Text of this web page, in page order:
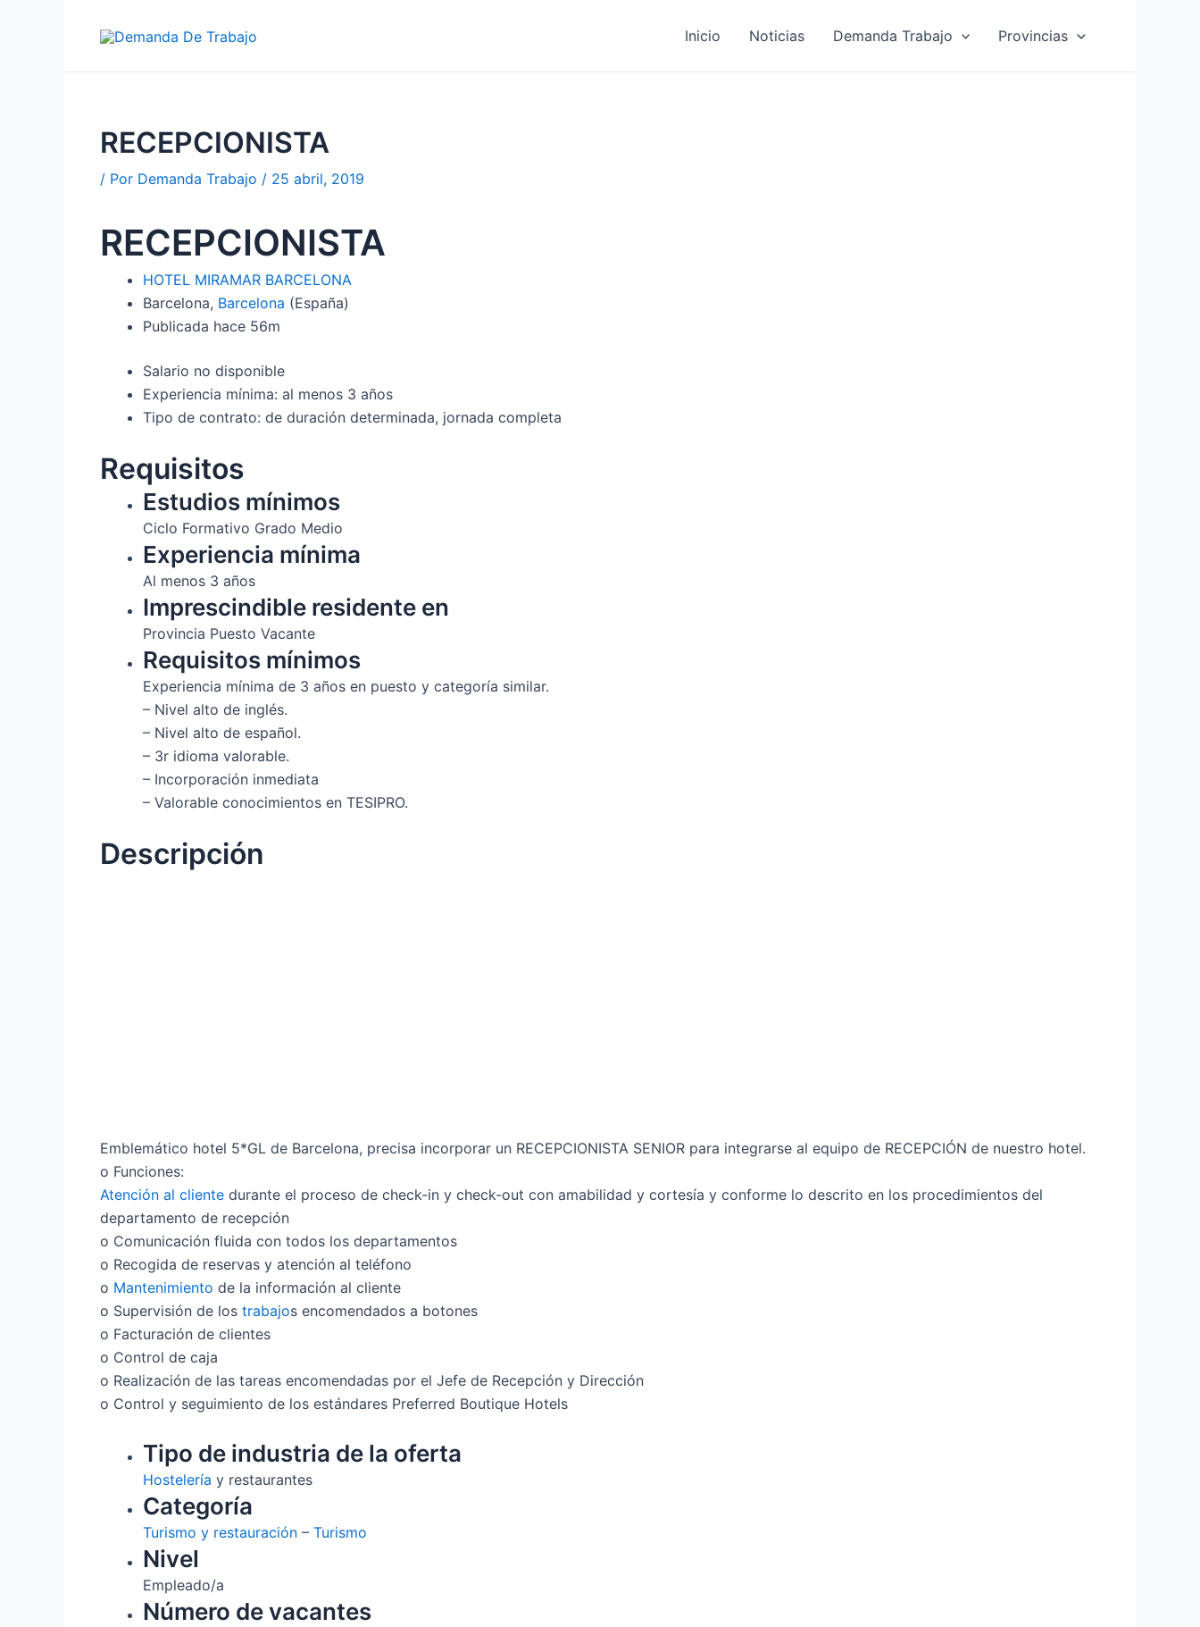
Inicio Noticias Demanda Trabajo Provincias
RECEPCIONISTA
/ Por Demanda Trabajo / 25 abril, 2019
RECEPCIONISTA
HOTEL MIRAMAR BARCELONA
Barcelona, Barcelona (España)
Publicada hace 56m
Salario no disponible
Experiencia mínima: al menos 3 años
Tipo de contrato: de duración determinada, jornada completa
Requisitos
Estudios mínimos
Ciclo Formativo Grado Medio
Experiencia mínima
Al menos 3 años
Imprescindible residente en
Provincia Puesto Vacante
Requisitos mínimos
Experiencia mínima de 3 años en puesto y categoría similar.
– Nivel alto de inglés.
– Nivel alto de español.
– 3r idioma valorable.
– Incorporación inmediata
– Valorable conocimientos en TESIPRO.
Descripción
Emblemático hotel 5*GL de Barcelona, precisa incorporar un RECEPCIONISTA SENIOR para integrarse al equipo de RECEPCIÓN de nuestro hotel.
o Funciones:
Atención al cliente durante el proceso de check-in y check-out con amabilidad y cortesía y conforme lo descrito en los procedimientos del
departamento de recepción
o Comunicación fluida con todos los departamentos
o Recogida de reservas y atención al teléfono
o Mantenimiento de la información al cliente
o Supervisión de los trabajos encomendados a botones
o Facturación de clientes
o Control de caja
o Realización de las tareas encomendadas por el Jefe de Recepción y Dirección
o Control y seguimiento de los estándares Preferred Boutique Hotels
Tipo de industria de la oferta
Hostelería y restaurantes
Categoría
Turismo y restauración – Turismo
Nivel
Empleado/a
Número de vacantes